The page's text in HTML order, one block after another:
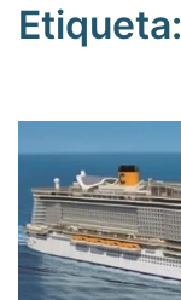
Etiqueta: